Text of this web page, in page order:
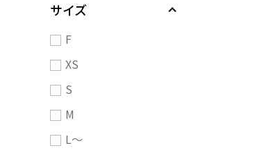
サイズ
F
XS
S
M
L～